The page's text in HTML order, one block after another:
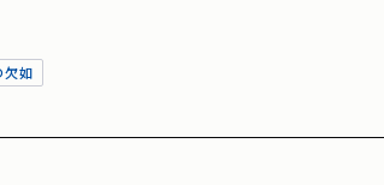
欠如